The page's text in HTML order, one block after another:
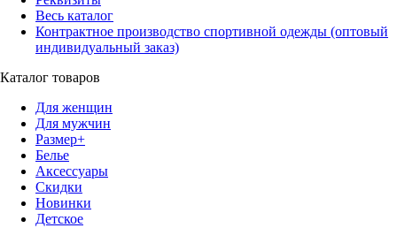
Весь каталог
Контрактное производство спортивной одежды (оптовый
индивидуальный заказ)
Каталог товаров
Для женщин
Для мужчин
Размер+
Белье
Аксессуары
Скидки
Новинки
Детское